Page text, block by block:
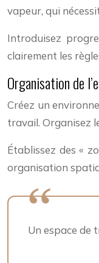
vapeur, qui
Introduisez
clairement les
Organisation de
Créez un
travail. Organisez
Établissez des «
organisation
Un espace de